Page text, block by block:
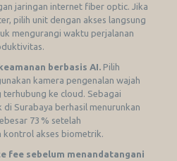
jaringan internet fiber optic. Jika
pilih unit dengan akses langsung
mengurangi waktu perjalanan
berbasis AI. Pilih
kamera pengenalan wajah
terhubung ke cloud. Sebagai
Surabaya berhasil menurunkan
73 % setelah
kontrol akses biometrik.
fee sebelum menandatangani